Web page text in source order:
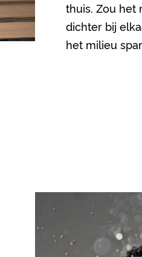
thuis. Zou het
dichter bij
het milieu